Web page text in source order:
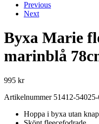
Previous
Next
Byxa Marie
marinblå
995 kr
Artikelnummer 51412-
Hoppa i byxa utan